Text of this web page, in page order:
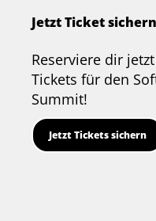
Jetzt Ticket
Reserviere dir
Tickets für den
Summit!
Jetzt Tickets sichern